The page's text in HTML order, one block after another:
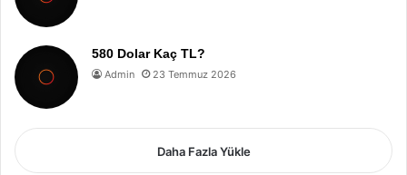
580 Dolar Kaç TL?
Admin 23 Temmuz 2026
Daha Fazla Yükle